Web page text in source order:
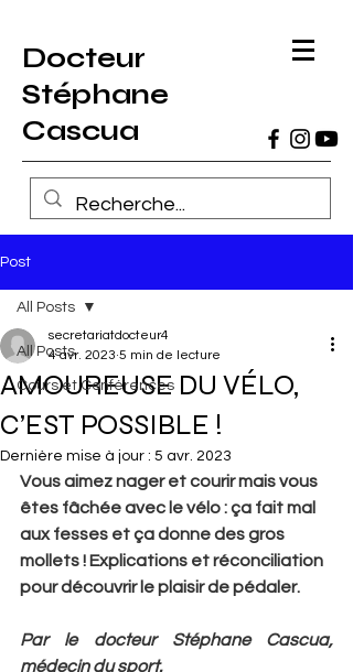
Docteur
Stéphane
Cascua
Post
All Posts
Cours et Conférences
All Posts
AMOUREUSE DU VÉLO,
C’EST POSSIBLE !
secretariatdocteur4
4 avr. 2023 5 min de lecture
Dernière mise à jour : 5 avr. 2023
Vous aimez nager et courir mais vous
êtes fâchée avec le vélo : ça fait mal
aux fesses et ça donne des gros
mollets ! Explications et réconciliation
pour découvrir le plaisir de pédaler.
Par le docteur Stéphane Cascua,
médecin du sport.